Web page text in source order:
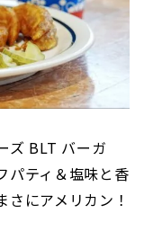
ズ BLT バーガ
パティ＆塩味と香
にアメリカン！